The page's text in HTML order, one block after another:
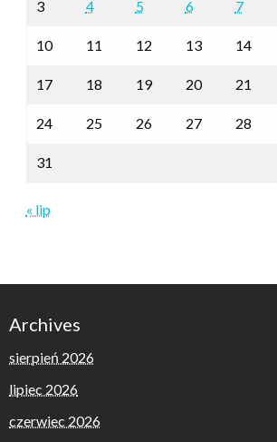
3 4 5 6 7
10 11 12 13 14
17 18 19 20 21
24 25 26 27 28
31
« lip
Archives
sierpień 2026
lipiec 2026
czerwiec 2026